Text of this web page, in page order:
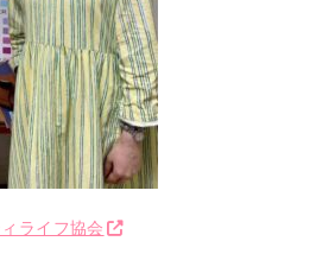
ライフ協会